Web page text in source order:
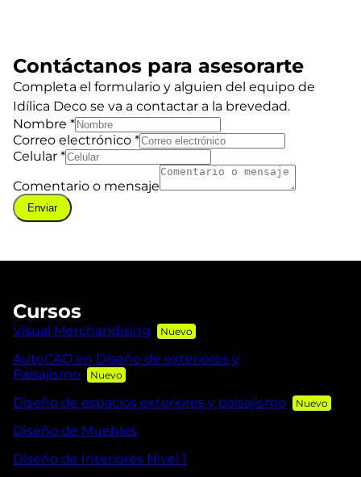
Contáctanos para asesorarte
Completa el formulario y alguien del equipo de
Idílica Deco se va a contactar a la brevedad.
Nombre *
Correo electrónico *
Celular *
Comentario o mensaje
Enviar
Cursos
Visual Merchandising
AutoCAD en Diseño de exteriores y
Paisajismo
Diseño de espacios exteriores y paisajismo
Diseño de Muebles
Diseño de Interiores Nivel 1